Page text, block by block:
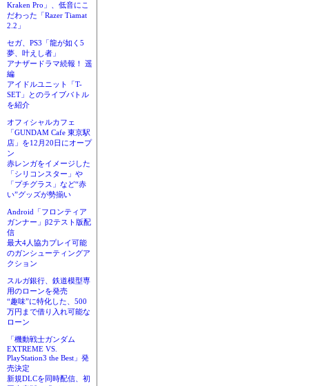
Kraken Pro」、低音にこ
だわった「Razer Tiamat
2.2」
セガ、PS3「龍が如く5
夢、叶えし者」
アナザードラマ続報！ 遥
編
アイドルユニット「T-
SET」とのライブバトル
を紹介
オフィシャルカフェ
「GUNDAM Cafe 東京駅
店」を12月20日にオープ
ン
赤レンガをイメージした
「シリコンスター」や
「プチグラス」など“赤
い”グッズが勢揃い
Android「フロンティア
ガンナー」β2テスト版配
信
最大4人協力プレイ可能
のガンシューティングア
クション
スルガ銀行、鉄道模型専
用のローンを発売
“趣味”に特化した、500
万円まで借り入れ可能な
ローン
「機動戦士ガンダム
EXTREME VS.
PlayStation3 the Best」発
売決定
新規DLCを同時配信、初